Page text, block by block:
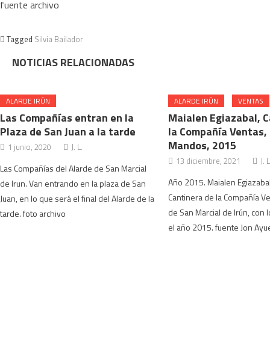
fuente archivo
Tagged Silvia Bailador
NOTICIAS RELACIONADAS
ALARDE IRÚN
Las Compañías entran en la
Plaza de San Juan a la tarde
1 junio, 2020 J. L.
Las Compañías del Alarde de San Marcial
de Irun. Van entrando en la plaza de San
Juan, en lo que será el final del Alarde de la
tarde. foto archivo
ALARDE IRÚN VENTAS
Maialen Egiazabal,
la Compañía Ventas,
Mandos, 2015
13 diciembre, 2021 J.
Año 2015. Maialen
Cantinera de la Compañía
de San Marcial de Irún, con
el año 2015. fuente Jon